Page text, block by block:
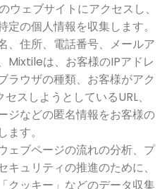
ェブサイトにアクセスし、
の個人情報を収集します。
、住所、電話番号、メールア
Mixtileは、お客様のIPアドレ
ラウザの種類、お客様がアク
スしようとしているURL、
ジなどの匿名情報をお客様の
す。
ェブページの流れの分析、プ
ュリティの推進のために、
クッキー」などのデータ収集